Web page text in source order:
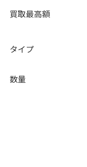
買取最高額
タイプ
数量